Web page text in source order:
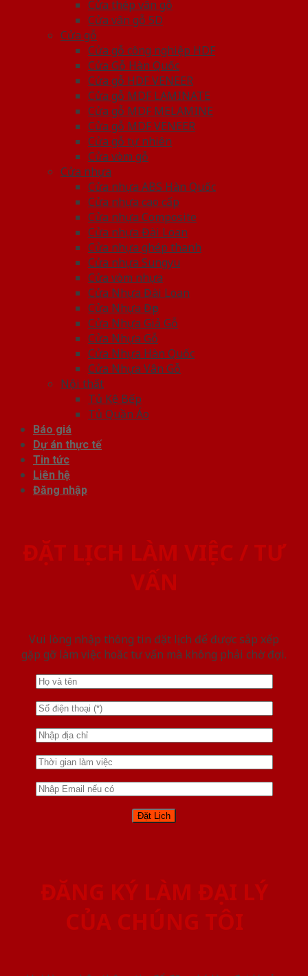
Cửa thép vân gỗ
Cửa vân gỗ 5D
Cửa gỗ
Cửa gỗ công nghiệp HDF
Cửa Gỗ Hàn Quốc
Cửa gỗ HDF VENEER
Cửa gỗ MDF LAMINATE
Cửa gỗ MDF MELAMINE
Cửa gỗ MDF VENEER
Cửa gỗ tự nhiên
Cửa vòm gỗ
Cửa nhựa
Cửa nhựa ABS Hàn Quốc
Cửa nhựa cao cấp
Cửa nhựa Composite
Cửa nhựa Đài Loan
Cửa nhựa ghép thanh
Cửa nhựa Sungyu
Cửa vòm nhựa
Cửa Nhựa Đài Loan
Cửa Nhựa Đẹp
Cửa Nhựa Giả Gỗ
Cửa Nhựa Gỗ
Cửa Nhựa Hàn Quốc
Cửa Nhựa Vân Gỗ
Nội thất
Tủ Kệ Bếp
Tủ Quần Áo
Báo giá
Dự án thực tế
Tin tức
Liên hệ
Đăng nhập
ĐẶT LỊCH LÀM VIỆC / TƯ
VẤN
Vui lòng nhập thông tin đặt lịch để được sắp xếp
gặp gỡ làm việc hoăc tư vấn mà không phải chờ đợi.
ĐĂNG KÝ LÀM ĐẠI LÝ
CỦA CHÚNG TÔI